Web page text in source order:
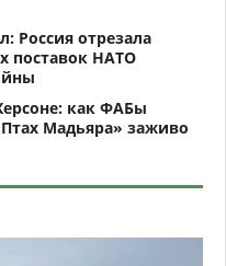
Россия отрезала
поставок НАТО
как ФАБы
Мадьяра» заживо